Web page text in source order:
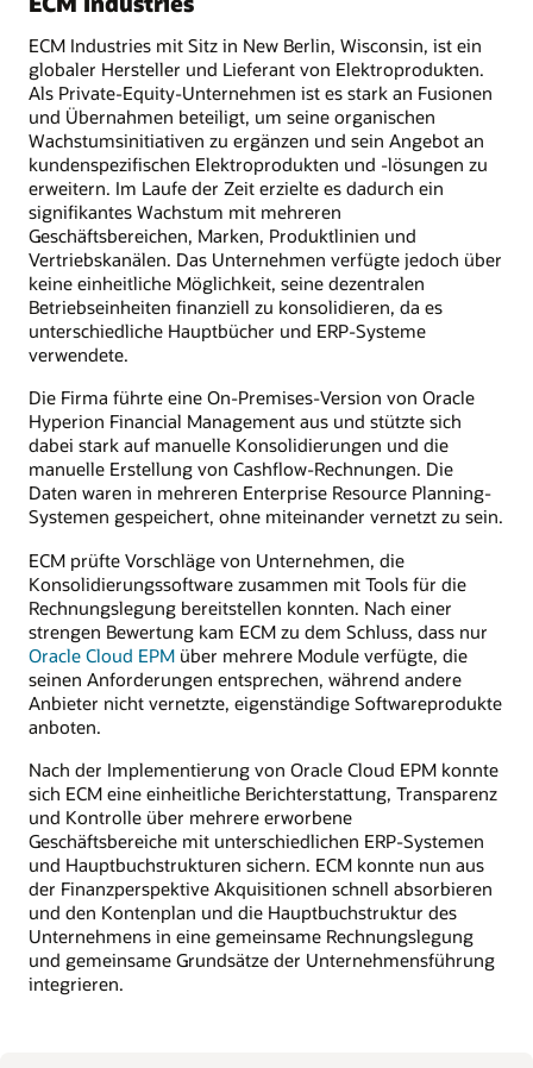
ECM Industries mit Sitz in New Berlin, Wisconsin, ist ein
globaler Hersteller und Lieferant von Elektroprodukten.
Als Private-Equity-Unternehmen ist es stark an Fusionen
und Übernahmen beteiligt, um seine organischen
Wachstumsinitiativen zu ergänzen und sein Angebot an
kundenspezifischen Elektroprodukten und -lösungen zu
erweitern. Im Laufe der Zeit erzielte es dadurch ein
signifikantes Wachstum mit mehreren
Geschäftsbereichen, Marken, Produktlinien und
Vertriebskanälen. Das Unternehmen verfügte jedoch über
keine einheitliche Möglichkeit, seine dezentralen
Betriebseinheiten finanziell zu konsolidieren, da es
unterschiedliche Hauptbücher und ERP-Systeme
verwendete.
Die Firma führte eine On-Premises-Version von Oracle
Hyperion Financial Management aus und stützte sich
dabei stark auf manuelle Konsolidierungen und die
manuelle Erstellung von Cashflow-Rechnungen. Die
Daten waren in mehreren Enterprise Resource Planning-
Systemen gespeichert, ohne miteinander vernetzt zu sein.
ECM prüfte Vorschläge von Unternehmen, die
Konsolidierungssoftware zusammen mit Tools für die
Rechnungslegung bereitstellen konnten. Nach einer
strengen Bewertung kam ECM zu dem Schluss, dass nur
Oracle Cloud EPM über mehrere Module verfügte, die
seinen Anforderungen entsprechen, während andere
Anbieter nicht vernetzte, eigenständige Softwareprodukte
anboten.
Nach der Implementierung von Oracle Cloud EPM konnte
sich ECM eine einheitliche Berichterstattung, Transparenz
und Kontrolle über mehrere erworbene
Geschäftsbereiche mit unterschiedlichen ERP-Systemen
und Hauptbuchstrukturen sichern. ECM konnte nun aus
der Finanzperspektive Akquisitionen schnell absorbieren
und den Kontenplan und die Hauptbuchstruktur des
Unternehmens in eine gemeinsame Rechnungslegung
und gemeinsame Grundsätze der Unternehmensführung
integrieren.